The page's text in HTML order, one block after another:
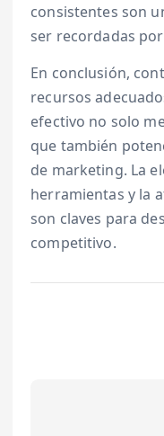
consistentes son
ser recordadas
En conclusión,
recursos
efectivo no solo
que también
de marketing. La
herramientas y la
son claves para
competitivo.